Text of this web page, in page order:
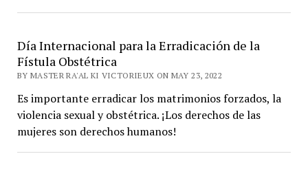
Día Internacional para la Erradicación de la
Fístula Obstétrica
BY MASTER RA'AL KI VICTORIEUX ON MAY 23, 2022
Es importante erradicar los matrimonios forzados, la
violencia sexual y obstétrica. ¡Los derechos de las
mujeres son derechos humanos!